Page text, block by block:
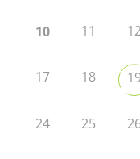
10 11
17 18
24 25